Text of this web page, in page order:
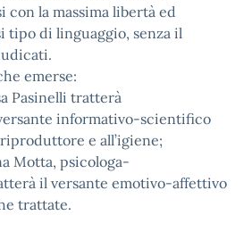
con la massima libertà ed
tipo di linguaggio, senza il
emerse:
Pasinelli tratterà
informativo-scientifico
e all’igiene;
Motta, psicologa-
il versante emotivo-affettivo
trattate.